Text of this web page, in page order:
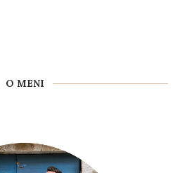
O MENI